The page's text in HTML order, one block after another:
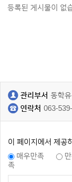
등록된 게시물이 없
관리부서 동학
연락처 063-
이 페이지에서 제공
매우만족
족